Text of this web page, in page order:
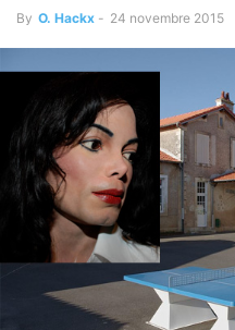
By O. Hackx - 24 novembre 2015